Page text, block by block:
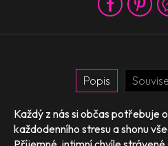
Popis
Každý z nás si občas potřebuje
každodenního stresu a shonu